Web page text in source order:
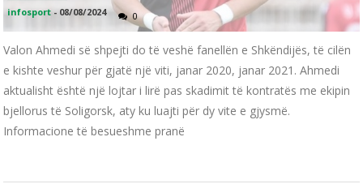
infosport - 08/08/2024 0
Valon Ahmedi së shpejti do të veshë fanellën e Shkëndijës, të cilën
e kishte veshur për gjatë një viti, janar 2020, janar 2021. Ahmedi
aktualisht është një lojtar i lirë pas skadimit të kontratës me ekipin
bjellorus të Soligorsk, aty ku luajti për dy vite e gjysmë.
Informacione të besueshme pranë